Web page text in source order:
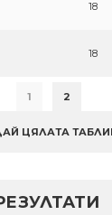
18
18
1 2
ЦЯЛАТА